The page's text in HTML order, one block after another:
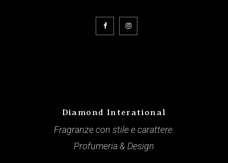
Diamond Interational
Fragranze con stile e carattere.
Profumeria & Design